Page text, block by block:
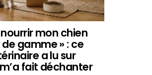
mon chien
gamme » : ce
a lu sur
fait déchanter